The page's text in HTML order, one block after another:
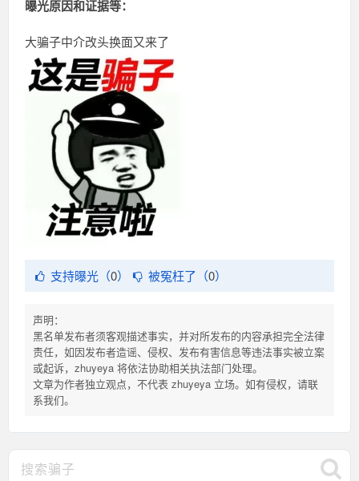
曝光原因和证据等：
大骗子中介改头换面又来了
支持曝光（0） 被冤枉了（0）
声明：
黑名单发布者须客观描述事实，并对所发布的内容承担完全法律
责任，如因发布者造谣、侵权、发布有害信息等违法事实被立案
或起诉，zhuyeya 将依法协助相关执法部门处理。
文章为作者独立观点，不代表 zhuyeya 立场。如有侵权，请联
系我们。